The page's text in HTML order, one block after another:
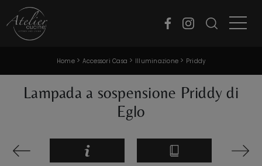
Home> Accessori Casa > Illuminazione > Priddy
Lampada a sospensione Priddy di
Eglo